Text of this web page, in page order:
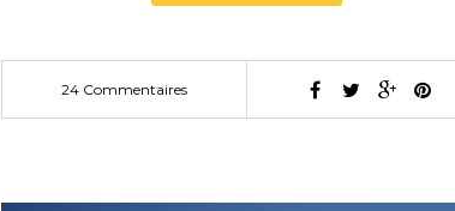
24 Commentaires